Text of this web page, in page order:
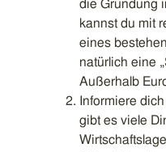
die Gründung
kannst du mit
eines
natürlich eine
Außerhalb
Informiere
gibt es viele